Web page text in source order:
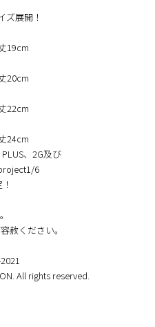
展開！
19cm
20cm
22cm
24cm
、2G及び
6
赦ください。
All rights reserved.